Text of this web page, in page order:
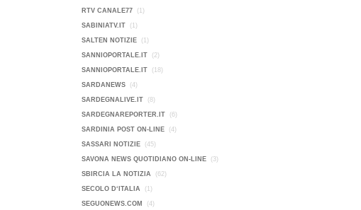
RTV CANALE77 (1)
SABINIATV.IT (1)
SALTEN NOTIZIE (1)
SANNIOPORTALE.IT (2)
SANNIOPORTALE.IT (18)
SARDANEWS (4)
SARDEGNALIVE.IT (8)
SARDEGNAREPORTER.IT (6)
SARDINIA POST ON-LINE (4)
SASSARI NOTIZIE (45)
SAVONA NEWS QUOTIDIANO ON-LINE (3)
SBIRCIA LA NOTIZIA (62)
SECOLO D‘ITALIA (1)
SEGUONEWS.COM (4)